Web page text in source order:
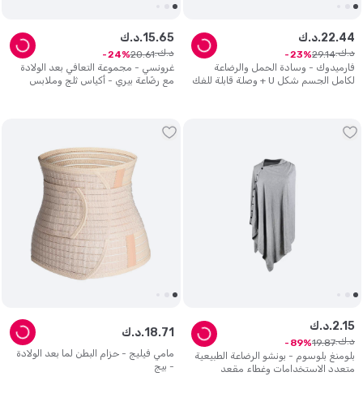
فارميدوك - وسادة الحمل والرضاعة
لكامل الجسم شكل U + وصلة قابلة للفك
د.ك.22.44
د.ك. 29.14
23
غرونسي - مجموعة التعافي بعد الولادة
مع رضّاعة بيري - أكياس ثلج وملابس
د.ك.15.65
د.ك. 20.61
24
بلومنغ بلوسوم - بونشو الرضاعة الطبيعية
متعدد الاستخدامات وغطاء مقعد
د.ك.2.15
د.ك. 19.87
89
مامي فيليج - حزام البطن لما بعد الولادة
- بيج
د.ك.18.71